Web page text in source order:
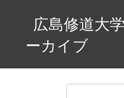
広島修道大
ーカイブ